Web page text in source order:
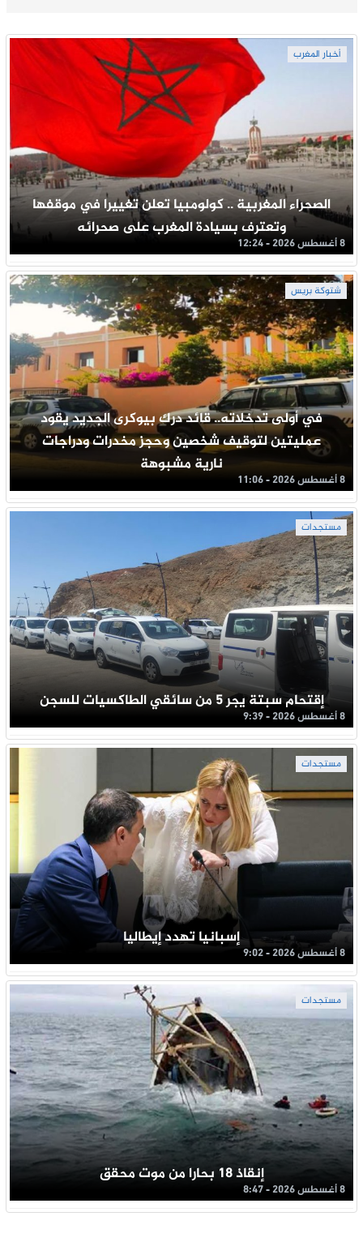
أخبار المغرب
الصحراء المغربية .. كولومبيا تعلن تغييرا في موقفها
وتعترف بسيادة المغرب على صحرائه
8 أغسطس 2026 - 12:24
شتوكة بريس
في أولى تدخلاته.. قائد درك بيوكرى الجديد يقود
عمليتين لتوقيف شخصين وحجز مخدرات ودراجات
نارية مشبوهة
8 أغسطس 2026 - 11:06
مستجدات
إقتحام سبتة يجر 5 من سائقي الطاكسيات للسجن
8 أغسطس 2026 - 9:39
مستجدات
إسبانيا تهدد إيطاليا
8 أغسطس 2026 - 9:02
مستجدات
إنقاذ 18 بحارا من موت محقق
8 أغسطس 2026 - 8:47